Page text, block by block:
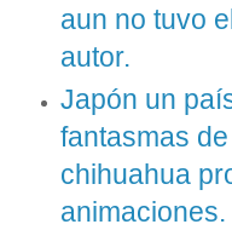
aun no tuvo
autor.
Japón un
fantasmas
chihuahua
animaciones.